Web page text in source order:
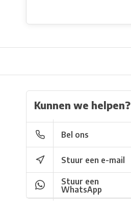
Kunnen we helpen?
Bel ons
Stuur een e-mail
Stuur een
WhatsApp